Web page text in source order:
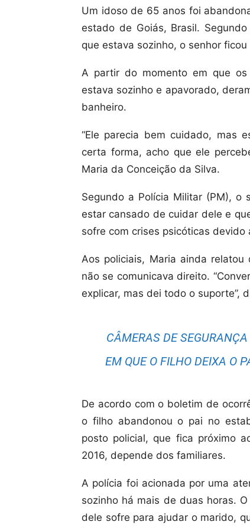
Um idoso de 65 anos foi
estado de Goiás, Brasil.
que estava sozinho, o senhor ficou
A partir do momento em que os
estava sozinho e apavorado,
banheiro.
“Ele parecia bem cuidado, mas
certa forma, acho que ele
Maria da Conceição da Silva.
Segundo a Polícia Militar (PM), o
estar cansado de cuidar dele e
sofre com crises psicóticas devido
Aos policiais, Maria ainda
não se comunicava direito.
explicar, mas dei todo o suporte”,
CÂMERAS DE
EM QUE O FILHO DEIXA O
De acordo com o boletim de
o filho abandonou o pai no
posto policial, que fica próximo
2016, depende dos familiares.
A polícia foi acionada por uma
sozinho há mais de duas horas.
dele sofre para ajudar o marido,